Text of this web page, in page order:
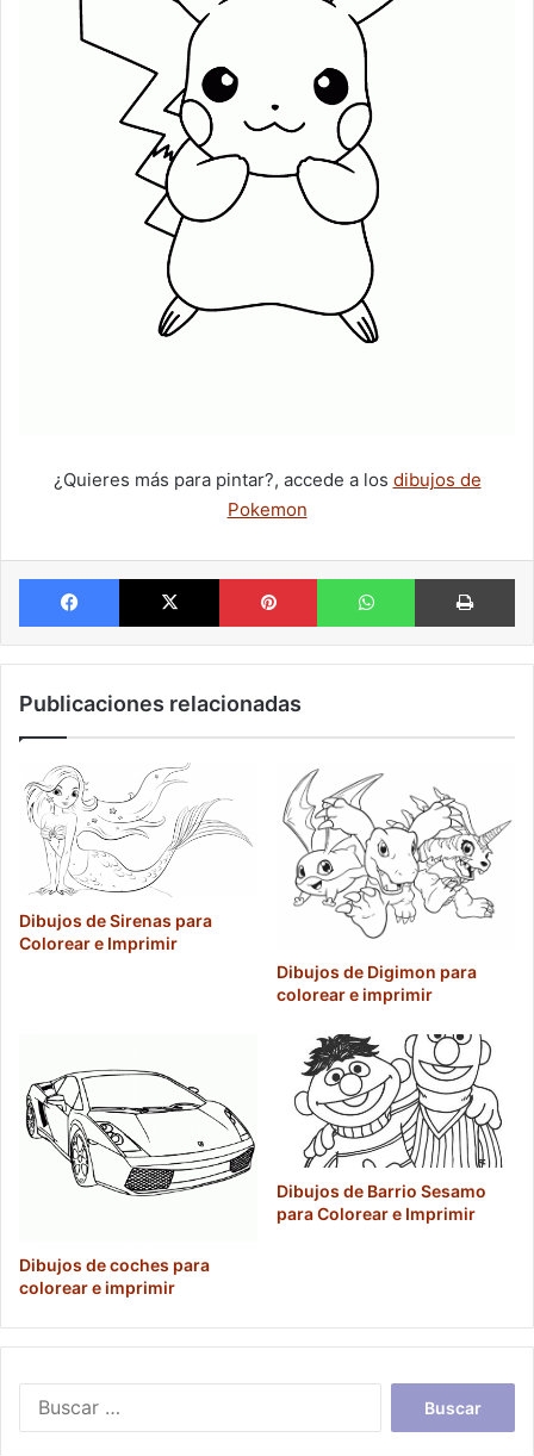
¿Quieres más para pintar?, accede a los dibujos de
Pokemon
Facebook X Pinterest WhatsApp
Publicaciones relacionadas
Dibujos de Sirenas para
Colorear e Imprimir
Dibujos de Digimon para
colorear e imprimir
Dibujos de coches para
colorear e imprimir
Dibujos de Barrio Sesamo
para Colorear e Imprimir